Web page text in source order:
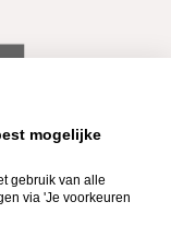
mogelijke
gebruik van alle
via 'Je voorkeuren